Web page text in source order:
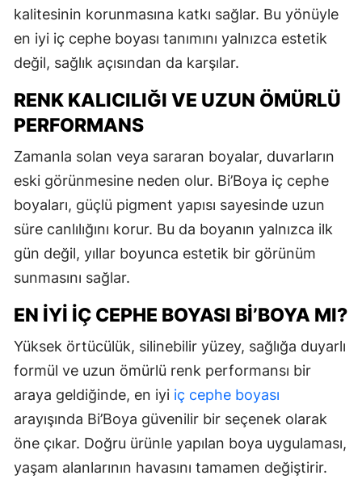
kalitesinin korunmasına katkı sağlar. Bu yönüyle
en iyi iç cephe boyası tanımını yalnızca estetik
değil, sağlık açısından da karşılar.
RENK KALICILIĞI VE UZUN ÖMÜRLÜ
PERFORMANS
Zamanla solan veya sararan boyalar, duvarların
eski görünmesine neden olur. Bi’Boya iç cephe
boyaları, güçlü pigment yapısı sayesinde uzun
süre canlılığını korur. Bu da boyanın yalnızca ilk
gün değil, yıllar boyunca estetik bir görünüm
sunmasını sağlar.
EN İYI İÇ CEPHE BOYASI BI’BOYA MI?
Yüksek örtücülük, silinebilir yüzey, sağlığa duyarlı
formül ve uzun ömürlü renk performansı bir
araya geldiğinde, en iyi iç cephe boyası
arayışında Bi’Boya güvenilir bir seçenek olarak
öne çıkar. Doğru ürünle yapılan boya uygulaması,
yaşam alanlarının havasını tamamen değiştirir.